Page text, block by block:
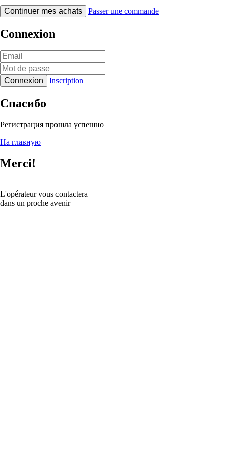
Continuer mes achats Passer une commande
Connexion
Connexion Inscription
Спасибо
Регистрация прошла успешно
На главную
Merci!
L'opérateur vous contactera
dans un proche avenir